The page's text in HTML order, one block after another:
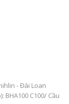
- Đài Loan
BHA100 C100/ Cầu